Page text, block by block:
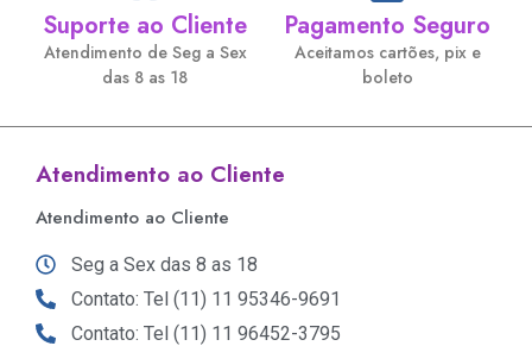
Suporte ao Cliente
Atendimento de Seg a Sex
das 8 as 18
Pagamento Seguro
Aceitamos cartões, pix e
boleto
Atendimento ao Cliente
Atendimento ao Cliente
Seg a Sex das 8 as 18
Contato: Tel (11) 11 95346-9691
Contato: Tel (11) 11 96452-3795